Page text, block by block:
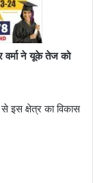
वर्मा ने यूके तेज को
इस क्षेत्र का विकास